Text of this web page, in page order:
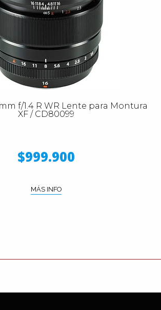
f/1.4 R WR Lente para Montura
XF / CD80099
$999.900
MÁS INFO